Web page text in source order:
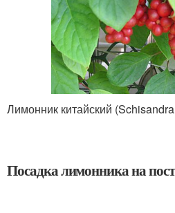
Лимонник китайский
Посадка лимонника на